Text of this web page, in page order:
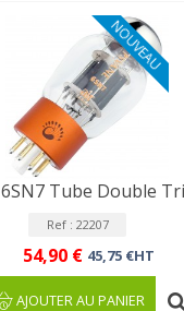
NOUVEAU
6SN7 Tube Double
Ref : 22207
54,90 € 45,75 €HT
AJOUTER AU PANIER